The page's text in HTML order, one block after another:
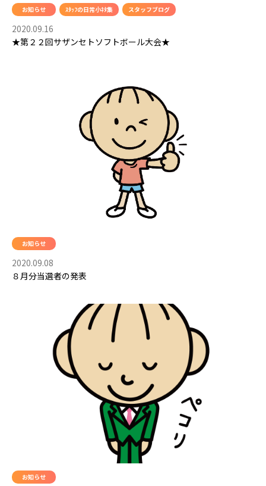
お知らせ ｽﾀｯﾌの日常小ﾈﾀ集 スタッフブログ
2020.09.16
★第２２回サザンセトソフトボール大会★
お知らせ
2020.09.08
８月分当選者の発表
お知らせ